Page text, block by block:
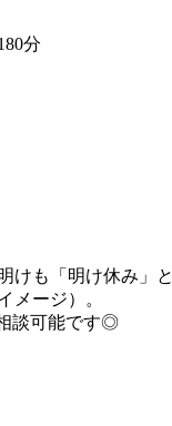
分
けも「明け休み」
ージ）。
談可能です◎